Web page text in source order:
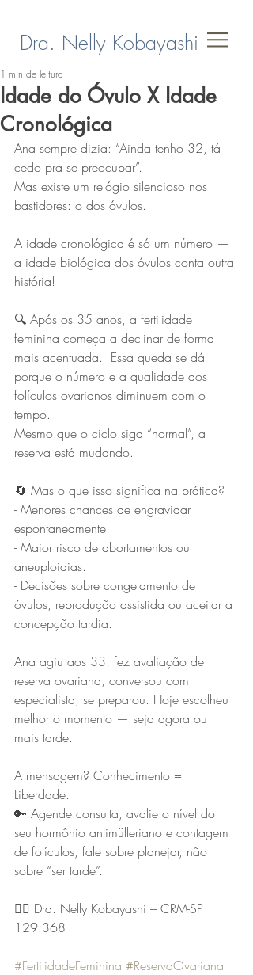
Dra. Nelly Kobayashi
Idade do Óvulo X Idade
Cronológica
1 min de leitura
Ana sempre dizia: “Ainda tenho 32, tá
cedo pra se preocupar”.
Mas existe um relógio silencioso nos
bastidores: o dos óvulos.
A idade cronológica é só um número —
a idade biológica dos óvulos conta outra
história!
🔍 Após os 35 anos, a fertilidade
feminina começa a declinar de forma
mais acentuada.  Essa queda se dá
porque o número e a qualidade dos
folículos ovarianos diminuem com o
tempo.
Mesmo que o ciclo siga “normal”, a
reserva está mudando.
🔄 Mas o que isso significa na prática?
- Menores chances de engravidar
espontaneamente.
- Maior risco de abortamentos ou
aneuploidias.
- Decisões sobre congelamento de
óvulos, reprodução assistida ou aceitar a
concepção tardia.
Ana agiu aos 33: fez avaliação de
reserva ovariana, conversou com
especialista, se preparou. Hoje escolheu
melhor o momento — seja agora ou
mais tarde.
A mensagem? Conhecimento =
Liberdade.
🔑 Agende consulta, avalie o nível do
seu hormônio antimülleriano e contagem
de folículos, fale sobre planejar, não
sobre “ser tarde”.
👩‍⚕️ Dra. Nelly Kobayashi – CRM-SP
129.368
#FertilidadeFeminina #ReservaOvariana